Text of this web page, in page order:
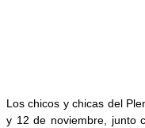
Los chicos y chicas del
y 12 de noviembre, junto